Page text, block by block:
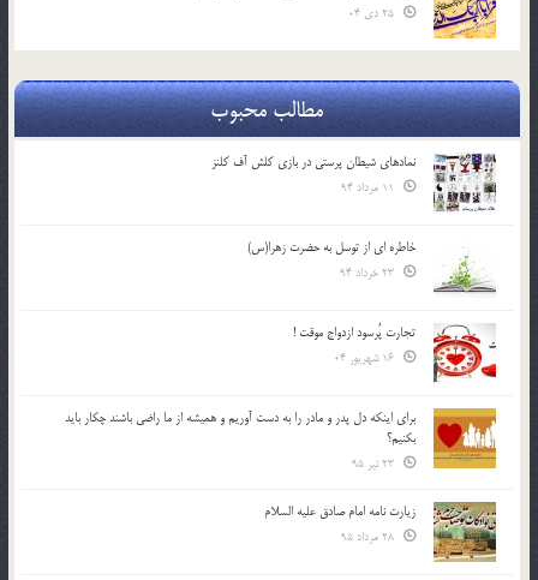
مطالب محبوب
نمادهای شیطان پرستی در بازی کلش آف کلنز
خاطره ای از توسل به حضرت زهرا(س)
تجارت پُرسود ازدواج موقت !
براي اينكه دل پدر و مادر را به دست آوريم و هميشه از ما راضي باشند چكار بايد
بكنيم؟
زیارت نامه امام صادق علیه السلام